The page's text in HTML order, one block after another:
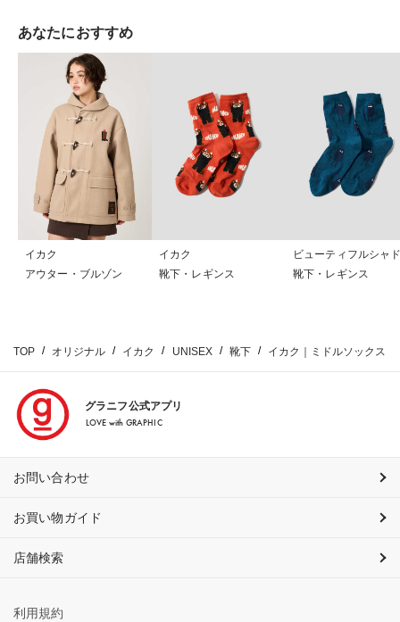
あなたにおすすめ
イカク
アウター・ブルゾン
イカク
靴下・レギンス
ビューティフルシャ
靴下・レギンス
TOP オリジナル イカク UNISEX 靴下 イカク｜ミドルソックス
グラニフ公式アプリ
LOVE with GRAPHIC
お問い合わせ
お買い物ガイド
店舗検索
利用規約